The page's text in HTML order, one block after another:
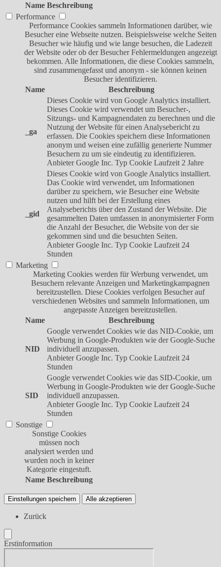
Name Beschreibung
Performance
Performance Cookies sammeln Informationen darüber, wie
Besucher eine Webseite nutzen. Beispielsweise welche Seiten
Besucher wie häufig und wie lange besuchen, die Ladezeit
der Website oder ob der Besucher Fehlermeldungen angezeigt
bekommen. Alle Informationen, die diese Cookies sammeln,
sind zusammengefasst und anonym - sie können keinen
Besucher identifizieren.
Name
Beschreibung
_ga
Dieses Cookie wird von Google Analytics installiert.
Dieses Cookie wird verwendet um Besucher-,
Sitzungs- und Kampagnendaten zu berechnen und die
Nutzung der Website für einen Analysebericht zu
erfassen. Die Cookies speichern diese Informationen
anonym und weisen eine zufällig generierte Nummer
Besuchern zu um sie eindeutig zu identifizieren.
Anbieter Google Inc. Typ Cookie Laufzeit 2 Jahre
_gid
Dieses Cookie wird von Google Analytics installiert.
Das Cookie wird verwendet, um Informationen
darüber zu speichern, wie Besucher eine Website
nutzen und hilft bei der Erstellung eines
Analyseberichts über den Zustand der Website. Die
gesammelten Daten umfassen in anonymisierter Form
die Anzahl der Besucher, die Website von der sie
gekommen sind und die besuchten Seiten.
Anbieter Google Inc. Typ Cookie Laufzeit 24
Stunden
Marketing
Marketing Cookies werden für Werbung verwendet, um
Besuchern relevante Anzeigen und Marketingkampagnen
bereitzustellen. Diese Cookies verfolgen Besucher auf
verschiedenen Websites und sammeln Informationen, um
angepasste Anzeigen bereitzustellen.
Name
Beschreibung
NID
Google verwendet Cookies wie das NID-Cookie, um
Werbung in Google-Produkten wie der Google-Suche
individuell anzupassen.
Anbieter Google Inc. Typ Cookie Laufzeit 24
Stunden
SID
Google verwendet Cookies wie das SID-Cookie, um
Werbung in Google-Produkten wie der Google-Suche
individuell anzupassen.
Anbieter Google Inc. Typ Cookie Laufzeit 24
Stunden
Sonstige
Sonstige Cookies
müssen noch
analysiert werden und
wurden noch in keiner
Kategorie eingestuft.
Name Beschreibung
Einstellungen speichern Alle akzeptieren
Zurück
Erstinformation